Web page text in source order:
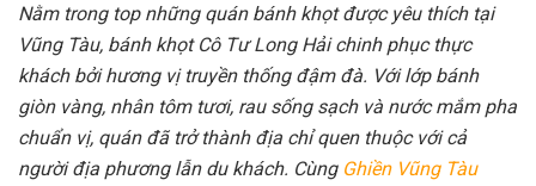
Nằm trong top những quán bánh khọt được yêu thích tại
Vũng Tàu, bánh khọt Cô Tư Long Hải chinh phục thực
khách bởi hương vị truyền thống đậm đà. Với lớp bánh
giòn vàng, nhân tôm tươi, rau sống sạch và nước mắm pha
chuẩn vị, quán đã trở thành địa chỉ quen thuộc với cả
người địa phương lẫn du khách. Cùng Ghiền Vũng Tàu